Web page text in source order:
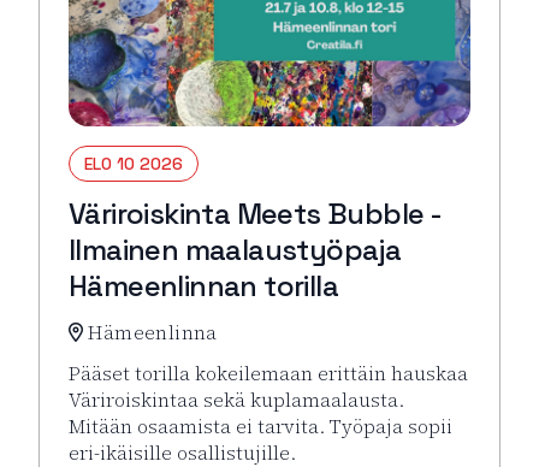
ELO 10 2026
Väriroiskinta Meets Bubble -
Ilmainen maalaustyöpaja
Hämeenlinnan torilla
Hämeenlinna
Pääset torilla kokeilemaan erittäin hauskaa
Väriroiskintaa sekä kuplamaalausta.
Mitään osaamista ei tarvita. Työpaja sopii
eri-ikäisille osallistujille.